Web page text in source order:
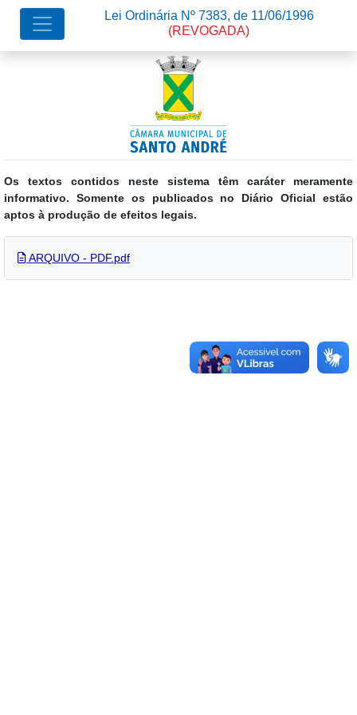
Os textos contidos neste sistema têm caráter meramente
informativo. Somente os publicados no Diário Oficial estão
aptos à produção de efeitos legais.
Lei Ordinária Nº 7383, de 11/06/1996
(REVOGADA)
ARQUIVO - PDF.pdf